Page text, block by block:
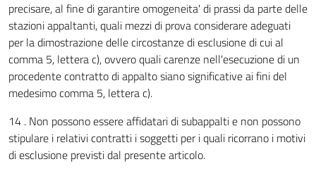
precisare, al fine di garantire omogeneita' di prassi da parte delle
stazioni appaltanti, quali mezzi di prova considerare adeguati
per la dimostrazione delle circostanze di esclusione di cui al
comma 5, lettera c), ovvero quali carenze nell'esecuzione di un
procedente contratto di appalto siano significative ai fini del
medesimo comma 5, lettera c).
14 . Non possono essere affidatari di subappalti e non possono
stipulare i relativi contratti i soggetti per i quali ricorrano i motivi
di esclusione previsti dal presente articolo.